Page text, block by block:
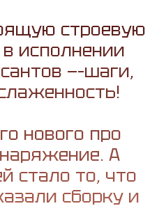
строевую
исполнении
—–шаги,
нового про
А
стало то, что
сборку и